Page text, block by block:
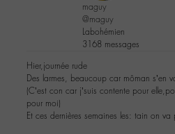
maguy
@maguy
Labohémien
3168 messages
Hier,journée rude
Des larmes, beaucoup car môman s’en
(C’est con car j’suis contente pour
pour moi)
Et ces dernières semaines les: tain on